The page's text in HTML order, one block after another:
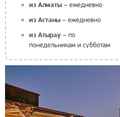
из Алматы – ежедневно
из Астаны – ежедневно
из Атырау – по
понедельникам и субботам